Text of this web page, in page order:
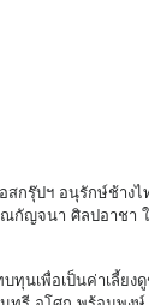
กรุ๊ปฯ อนุรักษ์ช้าง
กัญจนา ศิลปอาชา
ทุนเพื่อเป็นค่าเลี้ยง